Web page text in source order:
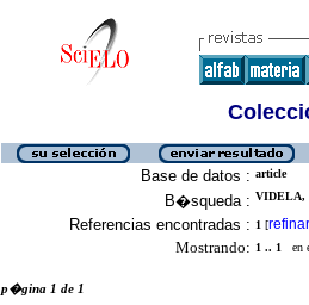
Base de datos : article
B�squeda : VIDELA,
Referencias encontradas : 1 [refinar
Mostrando: 1 .. 1 en
p�gina 1 de 1